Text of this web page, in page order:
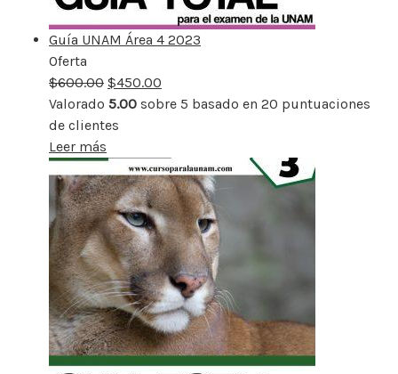
Guía UNAM Área 4 2023
Oferta
rebajado
$600.00 $450.00
Valorado 5.00 sobre 5 basado en 20 puntuaciones
de clientes
Leer más